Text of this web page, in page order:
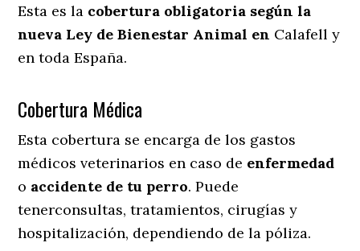
Esta es la cobertura obligatoria según la
nueva Ley de Bienestar Animal en Calafell y
en toda España.
Cobertura Médica
Esta cobertura se encarga de los gastos
médicos veterinarios en caso de enfermedad
o accidente de tu perro. Puede
tenerconsultas, tratamientos, cirugías y
hospitalización, dependiendo de la póliza.